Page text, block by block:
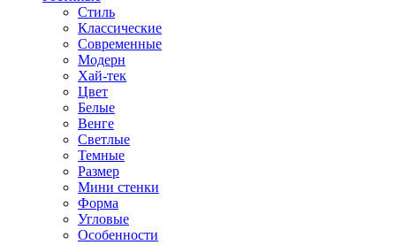
Стиль
Классические
Современные
Модерн
Хай-тек
Цвет
Белые
Венге
Светлые
Темные
Размер
Мини стенки
Форма
Угловые
Особенности